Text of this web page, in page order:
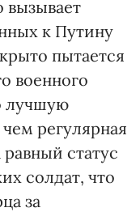
вызывает
к Путину
пытается
военного
лучшую
регулярная
статус
солдат, что
за